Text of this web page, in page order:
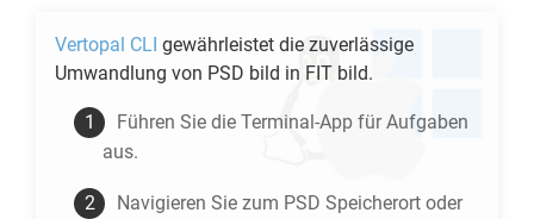
Vertopal CLI gewährleistet die zuverlässige
Umwandlung von PSD bild in FIT bild.
Führen Sie die Terminal-App für Aufgaben
aus.
Navigieren Sie zum PSD Speicherort oder